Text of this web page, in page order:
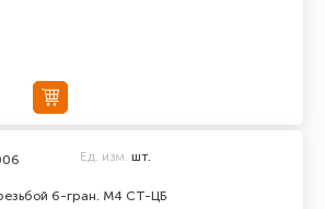
6-гран. М4 СТ-ЦБ
Ед. изм. шт.